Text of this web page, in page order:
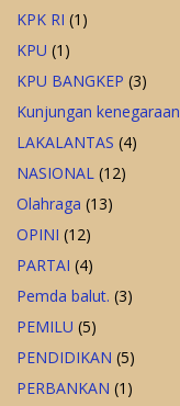
KPK RI (1)
KPU (1)
KPU BANGKEP (3)
Kunjungan kenegaraan
LAKALANTAS (4)
NASIONAL (12)
Olahraga (13)
OPINI (12)
PARTAI (4)
Pemda balut. (3)
PEMILU (5)
PENDIDIKAN (5)
PERBANKAN (1)